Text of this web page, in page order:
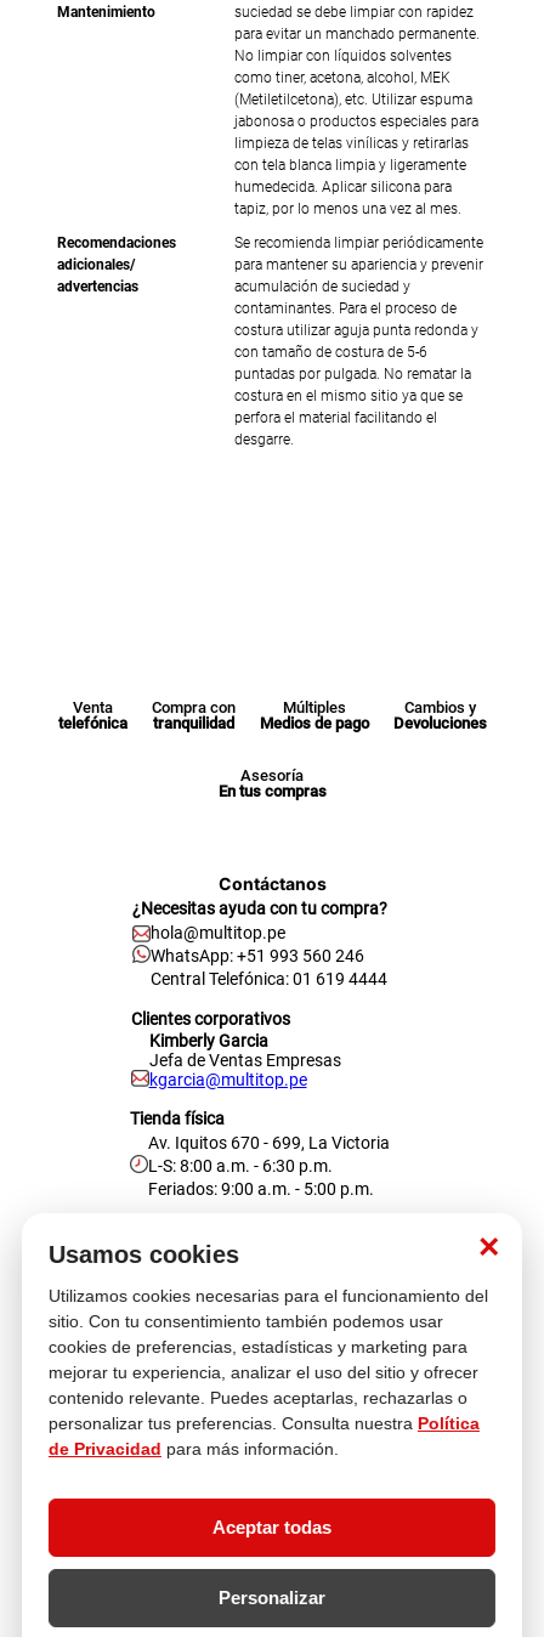
×
Usamos cookies
Utilizamos cookies necesarias para el funcionamiento del
sitio. Con tu consentimiento también podemos usar
cookies de preferencias, estadísticas y marketing para
mejorar tu experiencia, analizar el uso del sitio y ofrecer
contenido relevante. Puedes aceptarlas, rechazarlas o
personalizar tus preferencias. Consulta nuestra Política
de Privacidad para más información.
Aceptar todas
Personalizar
Mantenimiento
suciedad se debe limpiar con rapidez
para evitar un manchado permanente.
No limpiar con líquidos solventes
como tiner, acetona, alcohol, MEK
(Metiletilcetona), etc. Utilizar espuma
jabonosa o productos especiales para
limpieza de telas vinílicas y retirarlas
con tela blanca limpia y ligeramente
humedecida. Aplicar silicona para
tapiz, por lo menos una vez al mes.
Recomendaciones
adicionales/
advertencias
Se recomienda limpiar periódicamente
para mantener su apariencia y prevenir
acumulación de suciedad y
contaminantes. Para el proceso de
costura utilizar aguja punta redonda y
con tamaño de costura de 5-6
puntadas por pulgada. No rematar la
costura en el mismo sitio ya que se
perfora el material facilitando el
desgarre.
Venta
telefónica
Compra con
tranquilidad
Múltiples
Medios de pago
Cambios y
Devoluciones
Asesoría
En tus compras
Contáctanos
¿Necesitas ayuda con tu compra?
hola@multitop.pe
WhatsApp: +51 993 560 246
Central Telefónica: 01 619 4444
Clientes corporativos
Kimberly Garcia
Jefa de Ventas Empresas
kgarcia@multitop.pe
Tienda física
Av. Iquitos 670 - 699, La Victoria
L-S: 8:00 a.m. - 6:30 p.m.
Feriados: 9:00 a.m. - 5:00 p.m.
Atención al cliente
Descubre más